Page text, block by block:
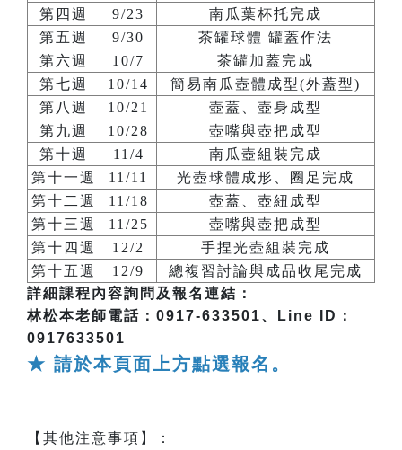
第四週
9/23
南瓜葉杯托完成
第五週
9/30
茶罐球體 罐蓋作法
第六週
10/7
茶罐加蓋完成
第七週
10/14
簡易南瓜壺體成型(外蓋型)
第八週
10/21
壺蓋、壺身成型
第九週
10/28
壺嘴與壺把成型
第十週
11/4
南瓜壺組裝完成
第十一週
11/11
光壺球體成形、圈足完成
第十二週
11/18
壺蓋、壺紐成型
第十三週
11/25
壺嘴與壺把成型
第十四週
12/2
手捏光壺組裝完成
第十五週
12/9
總複習討論與成品收尾完成
詳細課程內容詢問及報名連結：
林松本老師電話：0917-633501、Line ID：
0917633501
★ 請於本頁面上方點選報名。
【其他注意事項】：